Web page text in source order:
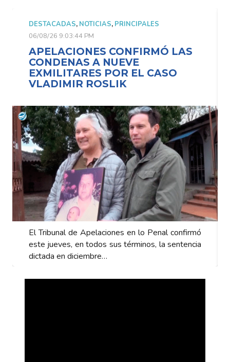
DESTACADAS,NOTICIAS,PRINCIPALES
06/08/26 9:03:44 PM
APELACIONES CONFIRMÓ LAS
CONDENAS A NUEVE
EXMILITARES POR EL CASO
VLADIMIR ROSLIK
El Tribunal de Apelaciones en lo Penal confirmó
este jueves, en todos sus términos, la sentencia
dictada en diciembre…